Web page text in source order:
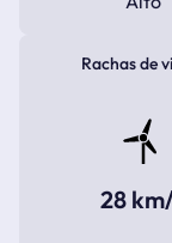
Rachas de
28